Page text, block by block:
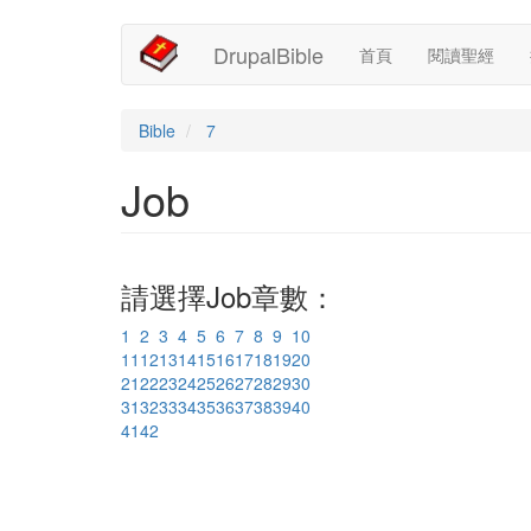
DrupalBible
Main
navigation
首頁 閱讀聖經
User
account
menu
Bible 7
Job
請選擇Job章數：
1 2 3 4 5 6 7 8 9 10
11 121314151617181920
21222324252627282930
31323334353637383940
4142